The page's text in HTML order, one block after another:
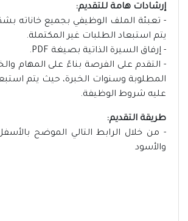
إرشادات هامة للتقديم:
- تعبئة الملف الوظيفي بجميع خاناته
يتم استبعاد الطلبات غير المكتملة.
- إرفاق السيرة الذاتية بصيغة PDF.
- التقدم على الفرصة بناءً على المهام
المطلوبة وسنوات الخبرة، حيث يتم
عليه شروط الوظيفة.
طريقة التقديم:
- من خلال الرابط التالي الموضح
والأسود